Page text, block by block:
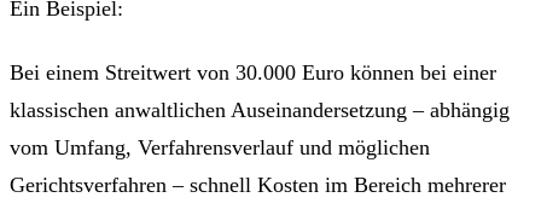
Ein Beispiel:
Bei einem Streitwert von 30.000 Euro können bei einer
klassischen anwaltlichen Auseinandersetzung – abhängig
vom Umfang, Verfahrensverlauf und möglichen
Gerichtsverfahren – schnell Kosten im Bereich mehrerer